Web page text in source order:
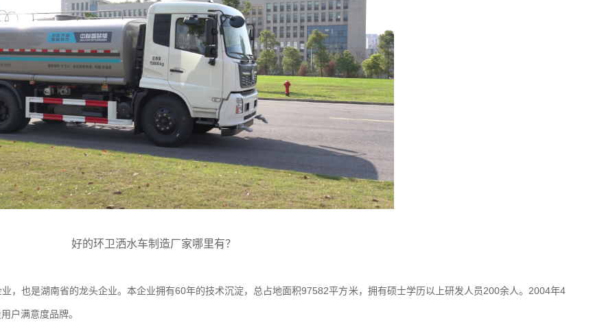
好的环卫洒水车制造厂家哪里有？
，也是湖南省的龙头企业。本企业拥有60年的技术沉淀，总占地面积97582平方米，拥有硕士学历以上研发人员200余人。2004年4
户满意度品牌。